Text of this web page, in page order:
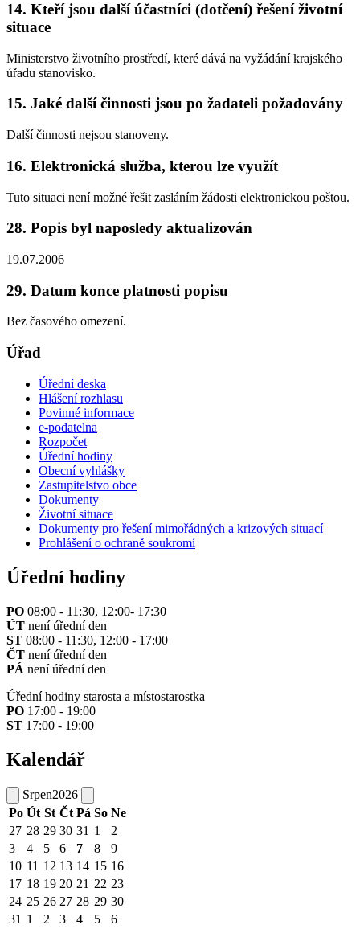
14. Kteří jsou další účastníci (dotčení) řešení životní
situace
Ministerstvo životního prostředí, které dává na vyžádání krajského
úřadu stanovisko.
15. Jaké další činnosti jsou po žadateli požadovány
Další činnosti nejsou stanoveny.
16. Elektronická služba, kterou lze využít
Tuto situaci není možné řešit zasláním žádosti elektronickou poštou.
28. Popis byl naposledy aktualizován
19.07.2006
29. Datum konce platnosti popisu
Bez časového omezení.
Úřad
Úřední deska
Hlášení rozhlasu
Povinné informace
e-podatelna
Rozpočet
Úřední hodiny
Obecní vyhlášky
Zastupitelstvo obce
Dokumenty
Životní situace
Dokumenty pro řešení mimořádných a krizových situací
Prohlášení o ochraně soukromí
Úřední hodiny
PO 08:00 - 11:30, 12:00- 17:30
ÚT není úřední den
ST 08:00 - 11:30, 12:00 - 17:00
ČT není úřední den
PÁ není úřední den
Úřední hodiny starosta a místostarostka
PO 17:00 - 19:00
ST 17:00 - 19:00
Kalendář
Srpen2026
Po Út St Čt Pá So Ne
27 28 29 30 31 1
2
3
4 5 6 7 8
9
10 11 12 13 14 15 16
17 18 19 20 21 22 23
24 25 26 27 28 29 30
31 1 2 3 4 5 6